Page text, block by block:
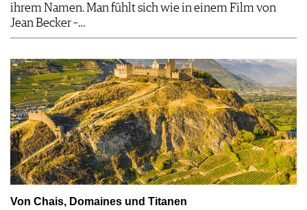
ihrem Namen. Man fühlt sich wie in einem Film von
Jean Becker –…
Von Chais, ­Domaines und Titanen